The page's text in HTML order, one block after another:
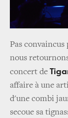
Pas
nous
concert de
affaire à une
d'une combi
secoue sa